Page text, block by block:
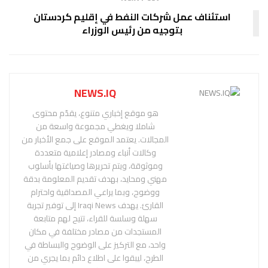
استئناف عمل شركات النفط في إقليم كردستان
بتوجيه من رئيس الوزراء
NEWS.IQ
هو موقع إخباري متنوع، يقدّم محتوى
شاملا ويغطي مجموعة واسعة من
المجالات. يعتمد الموقع على جمع الأخبار من
وكالات أنباء ومصادر إعلامية متعددة
وموثوقة، ويتم تحريرها وصياغتها بأسلوب
مهني ومحايد، بهدف تقديم المعلومة بدقة
ووضوح، وبما يراعي المصداقية واحترام
القارئ. يهدف Iraqi News إلى توفير تجربة
سهلة وسلسة للقراء، تتيح لهم متابعة
المستجدات من مصادر مختلفة في مكان
واحد، مع التركيز على الوضوح والبساطة في
الطرح، ليبقوا على اطلاع دائم بما يجري من